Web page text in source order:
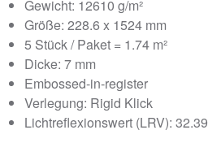
Gewicht: 12610 g/m²
Größe: 228.6 x 1524 mm
5 Stück / Paket = 1.74 m²
Dicke: 7 mm
Embossed-in-register
Verlegung: Rigid Klick
Lichtreflexionswert (LRV): 32.39